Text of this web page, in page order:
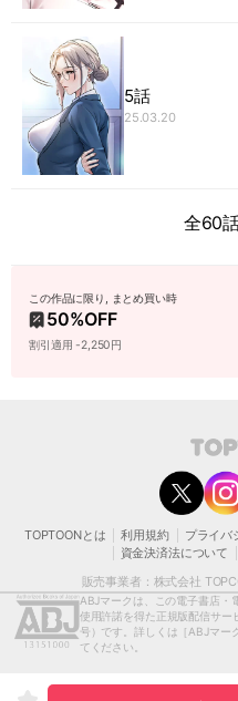
5話
25.03.20
全60
この作品に限り, まとめ買い時
50%OFF
割引適用 -2,250円
TOPTOONとは 利用規約 プライバ
資金決済法について
販売事業者：株式会社
カスタマーセンター受付時間 10：30
営業時間外にいただいたお問い合わせ
了承
モバイルやパソコンの迷惑メール対策
届かない場
受信できるよう設
著作権者または当社の許諾を得ずにコ
信、放送、配布、貸与、翻訳、変造す
ABJマークは、この電子書店・
使用許諾を得た正規版配信サー
号）です。詳しくは［ABJマー
てください。